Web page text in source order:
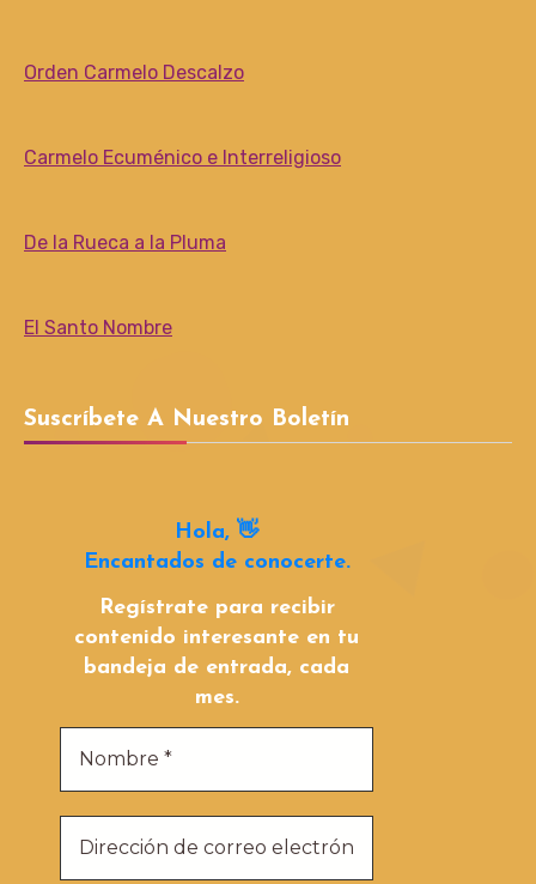
Orden Carmelo Descalzo
Carmelo Ecuménico e Interreligioso
De la Rueca a la Pluma
El Santo Nombre
Suscríbete A Nuestro Boletín
Hola, 👋
Encantados de conocerte.
Regístrate para recibir
contenido interesante en tu
bandeja de entrada, cada
mes.